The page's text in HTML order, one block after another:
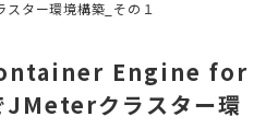
ター環境構築_その１
Engine for
クラスター環